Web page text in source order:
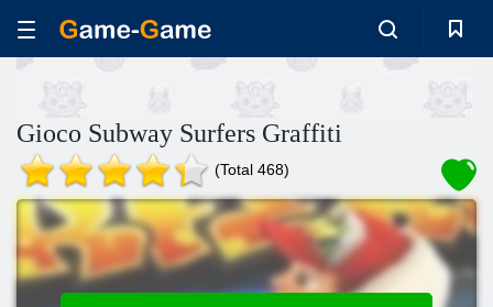
Gioco Subway Surfers Graffiti
(Total 468)